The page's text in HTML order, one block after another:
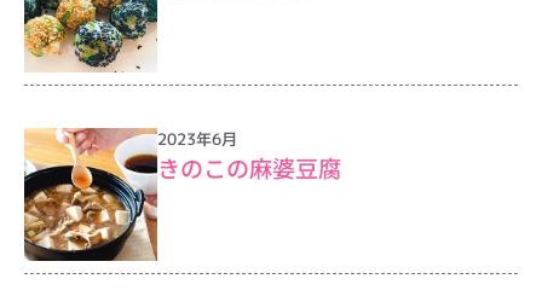
2023年6月
きのこの麻婆豆腐